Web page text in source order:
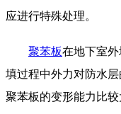
应进行特殊处理。
聚苯板在地下室
填过程中外力对防水
聚苯板的变形能力比较